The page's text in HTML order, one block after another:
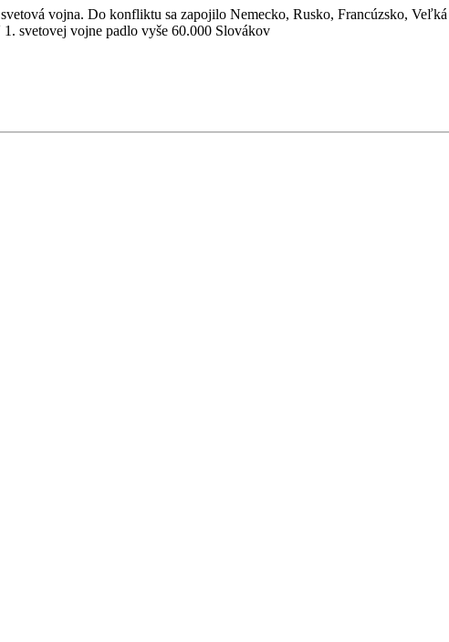
vojna. Do konfliktu sa zapojilo Nemecko, Rusko, Francúzsko,
svetovej vojne padlo vyše 60.000 Slovákov